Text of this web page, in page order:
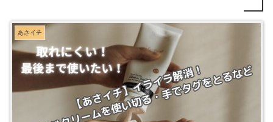
あさイチ